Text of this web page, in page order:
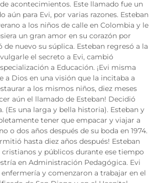
acontecimientos. Este llamado fue un
aún para Evi, por varias razones. Esteban
a los niños de calle en Colombia y le
un gran amor en su corazón por
de nuevo su súplica. Esteban regresó a la
el secreto a Evi, cambió
a Educación. ¡Evi misma
a Dios en una visión que la incitaba a
a los mismos niños, diez meses
aún el llamado de Esteban! Decidió
(Es una larga y bella historia). Esteban y
tener que empacar y viajar a
o dos años después de su boda en 1974.
hasta diez años después! Esteban
y públicos durante ese tiempo
en Administración Pedagógica. Evi
y comenzaron a trabajar en el